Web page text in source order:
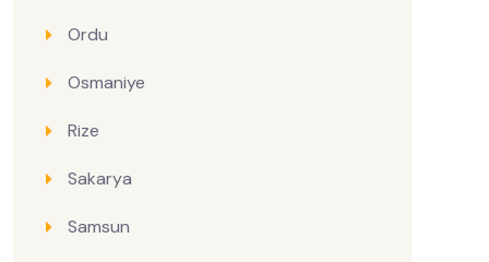
Ordu
Osmaniye
Rize
Sakarya
Samsun